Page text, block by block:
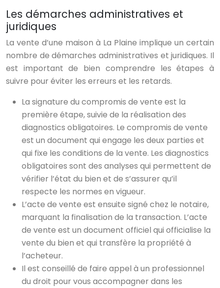
Les démarches administratives et
juridiques
La vente d’une maison à La Plaine implique un certain
nombre de démarches administratives et juridiques. Il
est important de bien comprendre les étapes à
suivre pour éviter les erreurs et les retards.
La signature du compromis de vente est la
première étape, suivie de la réalisation des
diagnostics obligatoires. Le compromis de vente
est un document qui engage les deux parties et
qui fixe les conditions de la vente. Les diagnostics
obligatoires sont des analyses qui permettent de
vérifier l’état du bien et de s’assurer qu’il
respecte les normes en vigueur.
L’acte de vente est ensuite signé chez le notaire,
marquant la finalisation de la transaction. L’acte
de vente est un document officiel qui officialise la
vente du bien et qui transfère la propriété à
l’acheteur.
Il est conseillé de faire appel à un professionnel
du droit pour vous accompagner dans les